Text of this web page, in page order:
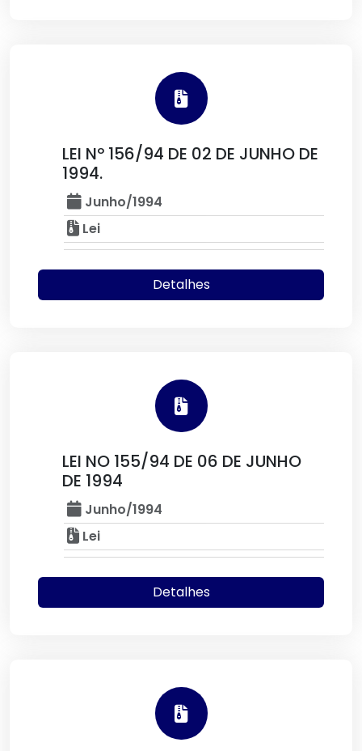
LEI Nº 156/94 DE 02 DE JUNHO DE
1994.
Junho/1994
Lei
Detalhes
LEI NO 155/94 DE 06 DE JUNHO
DE 1994
Junho/1994
Lei
Detalhes